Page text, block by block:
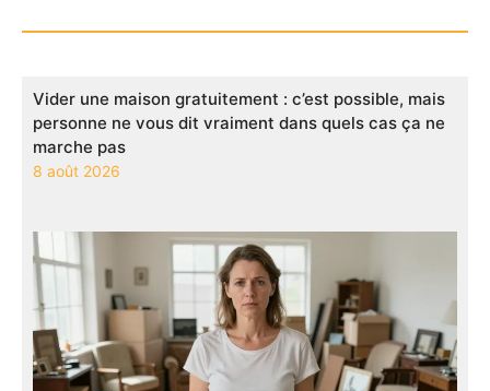
Vider une maison gratuitement : c’est possible, mais
personne ne vous dit vraiment dans quels cas ça ne
marche pas
8 août 2026